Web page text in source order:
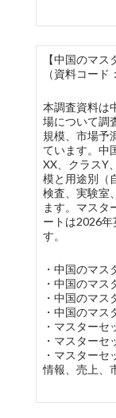
【中国のマ
（資料コード
本調査資料は
場について調
規模、市場予
ています。中
XX、クラスY
模と用途別（
検査、実験室
ます。マスタ
ートは2026
す。
・中国のマ
・中国のマ
・中国のマ
・中国のマ
・マスター
・マスター
・マスター
情報、売上、